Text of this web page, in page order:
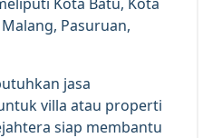
Pasuruan,
jasa
villa atau properti
siap membantu